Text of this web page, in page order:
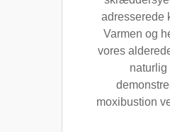
adresserede
Varmen og
vores
naturlig
moxibustion